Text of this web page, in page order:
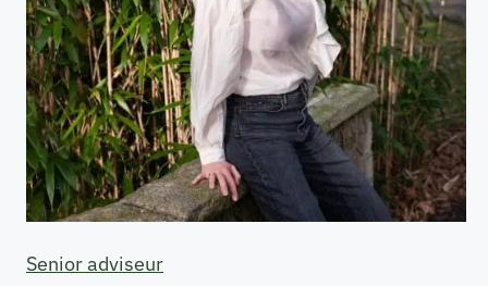
Senior adviseur